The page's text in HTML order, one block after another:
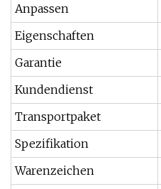
Anpassen
Eigenschaften
Garantie
Kundendienst
Transportpaket
Spezifikation
Warenzeichen